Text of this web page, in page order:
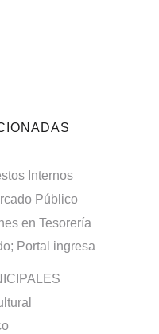
Internos
Público
en Tesorería
Portal ingresa